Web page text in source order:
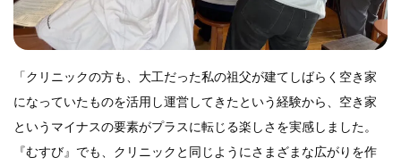
「クリニックの方も、大工だった私の祖父が建てしばらく空き家
になっていたものを活用し運営してきたという経験から、空き家
というマイナスの要素がプラスに転じる楽しさを実感しました。
『むすび』でも、クリニックと同じようにさまざまな広がりを作